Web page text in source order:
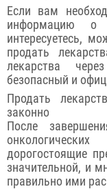
Если вам
информацию о
интересуетесь,
продать
лекарства
безопасный и
Продать
законно
После
дорогостоящие
значительной, и
правильно ими